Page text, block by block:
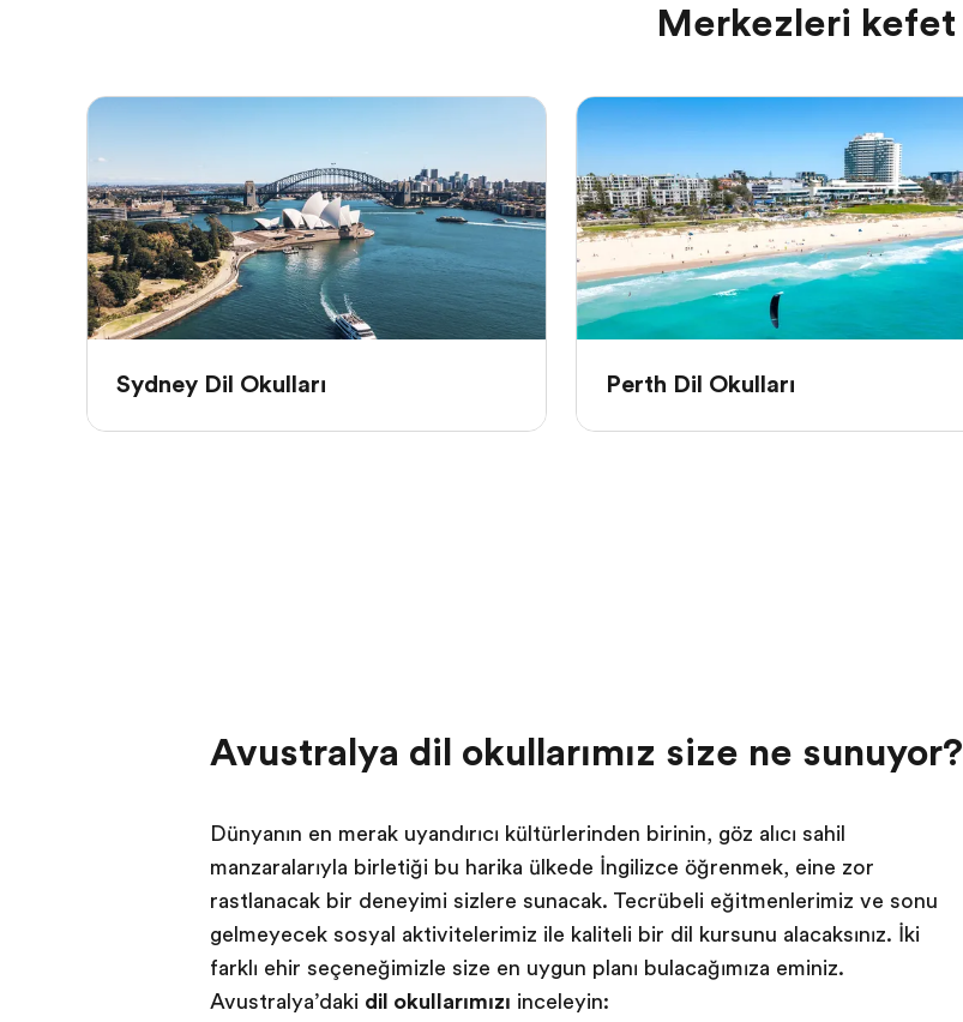
Merkezleri keşfet
Sydney Dil Okulları Perth Dil Okulları
Avustralya dil okullarımız size ne sunuyor?
Dünyanın en merak uyandırıcı kültürlerinden birinin, göz alıcı sahil
manzaralarıyla birleştiği bu harika ülkede İngilizce öğrenmek, eşine zor
rastlanacak bir deneyimi sizlere sunacak. Tecrübeli eğitmenlerimiz ve sonu
gelmeyecek sosyal aktivitelerimiz ile kaliteli bir dil kursunu alacaksınız. İki
farklı şehir seçeneğimizle size en uygun planı bulacağımıza eminiz.
Avustralya’daki dil okullarımızı inceleyin: